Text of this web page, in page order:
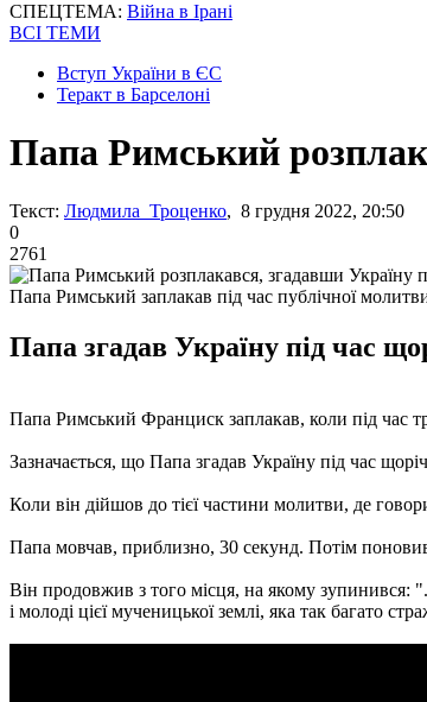
СПЕЦТЕМА: Війна в Ірані
ВСІ ТЕМИ
Вступ України в ЄС
Теракт в Барселоні
Папа Римський
Текст: Людмила Троценко, 8 грудня 2022, 20:50
0
2761
Папа Римський заплакав під час публічної
Папа згадав Україну під час
Папа Римський Франциск заплакав, коли під час
Зазначається, що Папа згадав Україну під час
Коли він дійшов до тієї частини молитви, де
Папа мовчав, приблизно, 30 секунд. Потім
Він продовжив з того місця, на якому зупинився:
і молоді цієї мученицької землі, яка так багато